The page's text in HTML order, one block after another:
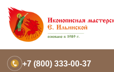
+7 (800) 333-00-37